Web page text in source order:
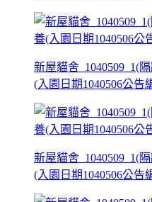
新屋貓舍_1040509_1(
(入園日期1040506公告
新屋貓舍_1040509_1(
(入園日期1040506公告